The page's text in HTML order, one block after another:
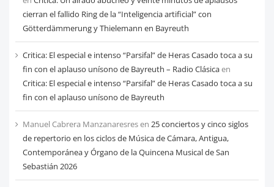
cierran el fallido Ring de la “Inteligencia artificial” con
Götterdämmerung y Thielemann en Bayreuth
Critica: El especial e intenso “Parsifal” de Heras Casado toca a su
fin con el aplauso unísono de Bayreuth – Radio Clásicaen
Critica: El especial e intenso “Parsifal” de Heras Casado toca a su
fin con el aplauso unísono de Bayreuth
Manuel Cabrera Manzanaresresen 25 conciertos y cinco siglos
de repertorio en los ciclos de Música de Cámara, Antigua,
Contemporánea y Órgano de la Quincena Musical de San
Sebastián 2026